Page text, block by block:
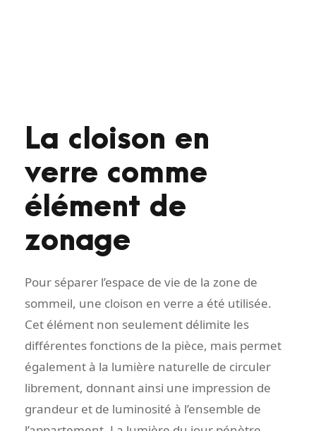
La cloison en
verre comme
élément de
zonage
Pour séparer l’espace de vie de la zone de
sommeil, une cloison en verre a été utilisée.
Cet élément non seulement délimite les
différentes fonctions de la pièce, mais permet
également à la lumière naturelle de circuler
librement, donnant ainsi une impression de
grandeur et de luminosité à l’ensemble de